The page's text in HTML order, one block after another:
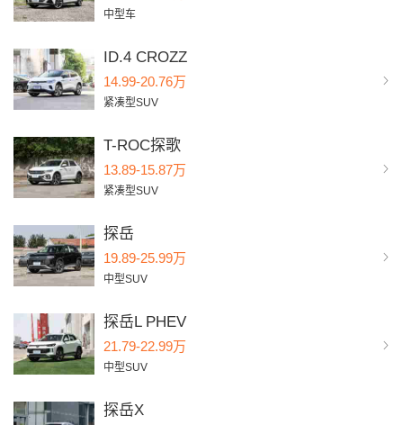
中型车
ID.4 CROZZ
14.99-20.76万
紧凑型SUV
T-ROC探歌
13.89-15.87万
紧凑型SUV
探岳
19.89-25.99万
中型SUV
探岳L PHEV
21.79-22.99万
中型SUV
探岳X